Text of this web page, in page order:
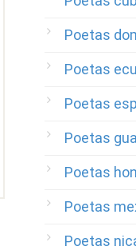
Poetas
Poetas
Poetas
Poetas
Poetas
Poetas
Poetas